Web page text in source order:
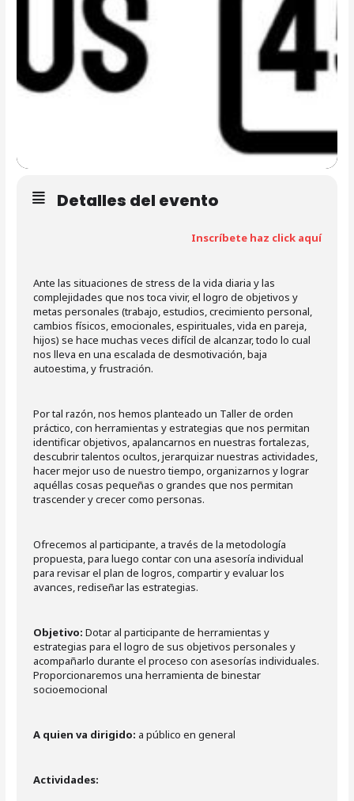
Detalles del evento
Inscríbete haz click aquí
Ante las situaciones de stress de la vida diaria y las
complejidades que nos toca vivir, el logro de objetivos y
metas personales (trabajo, estudios, crecimiento personal,
cambios físicos, emocionales, espirituales, vida en pareja,
hijos) se hace muchas veces difícil de alcanzar, todo lo cual
nos lleva en una escalada de desmotivación, baja
autoestima, y frustración.
Por tal razón, nos hemos planteado un Taller de orden
práctico, con herramientas y estrategias que nos permitan
identificar objetivos, apalancarnos en nuestras fortalezas,
descubrir talentos ocultos, jerarquizar nuestras actividades,
hacer mejor uso de nuestro tiempo, organizarnos y lograr
aquéllas cosas pequeñas o grandes que nos permitan
trascender y crecer como personas.
Ofrecemos al participante, a través de la metodología
propuesta, para luego contar con una asesoría individual
para revisar el plan de logros, compartir y evaluar los
avances, rediseñar las estrategias.
Objetivo: Dotar al participante de herramientas y
estrategias para el logro de sus objetivos personales y
acompañarlo durante el proceso con asesorías individuales.
Proporcionaremos una herramienta de binestar
socioemocional
A quien va dirigido: a público en general
Actividades: